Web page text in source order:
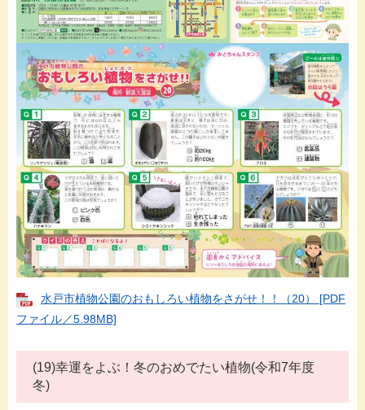
水戸市植物公園のおもしろい植物をさがせ！！（20） [PDF
ファイル／5.98MB]
(19)幸運をよぶ！冬のおめでたい植物(令和7年度
冬)